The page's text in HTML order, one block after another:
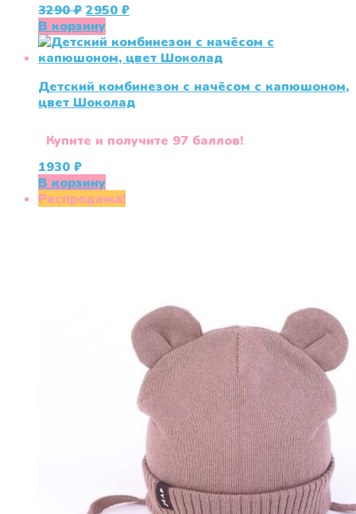
3290₽ Первоначальная
цена
составляла
3290 ₽.
2950₽Текущая
2950 ₽.
В корзину
Детский комбинезон с начёсом с капюшоном,
цвет Шоколад
Купите и получите 97 баллов!
1930 ₽
В корзину
Распродажа!